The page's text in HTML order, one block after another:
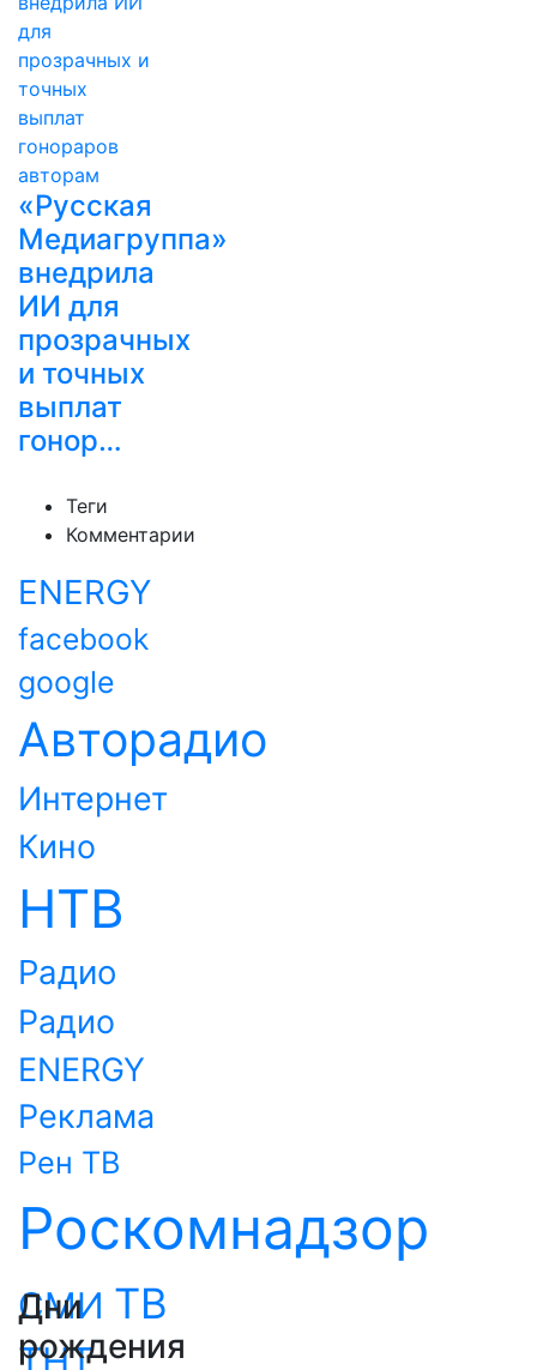
«Русская
Медиагруппа»
внедрила
ИИ для
прозрачных
и точных
выплат
гонор…
Теги
Комментарии
ENERGY
facebook
google
Авторадио
Интернет
Кино
НТВ
Радио
Радио
ENERGY
Реклама
Рен ТВ
Роскомнадзор
СМИ ТВ
Дни
рождения